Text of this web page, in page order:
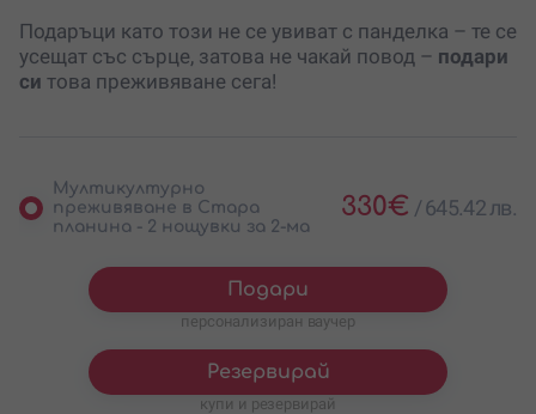
Подаръци като този не се увиват с панделка – те се
усещат със сърце, затова не чакай повод – подари
си това преживяване сега!
Мултикултурно
преживяване в Стара
планина - 2 нощувки за 2-ма
330€ /645.42 лв.
Подари
персонализиран ваучер
Резервирай
купи и резервирай